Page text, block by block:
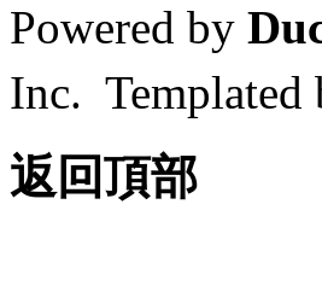
Powered by
Inc.
返回頂部